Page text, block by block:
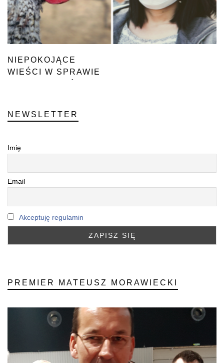
NIEPOKOJĄCE
WIEŚCI W SPRAWIE
NEWSLETTER
Imię
Email
Akceptuję regulamin
PREMIER MATEUSZ MORAWIECKI